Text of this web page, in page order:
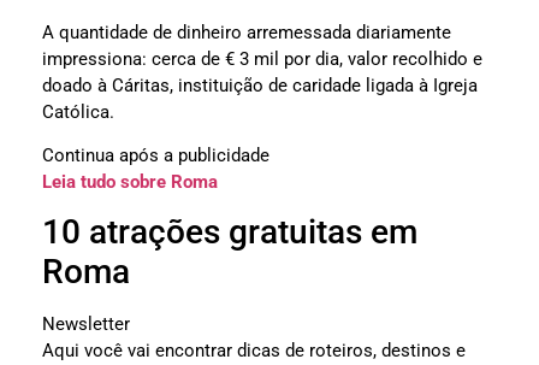
A quantidade de dinheiro arremessada diariamente
impressiona: cerca de € 3 mil por dia, valor recolhido e
doado à Cáritas, instituição de caridade ligada à Igreja
Católica.
Continua após a publicidade
Leia tudo sobre Roma
10 atrações gratuitas em
Roma
Newsletter
Aqui você vai encontrar dicas de roteiros, destinos e